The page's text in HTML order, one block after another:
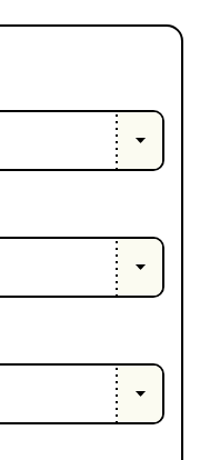
UP
PROJECT
LIFE
LABEL